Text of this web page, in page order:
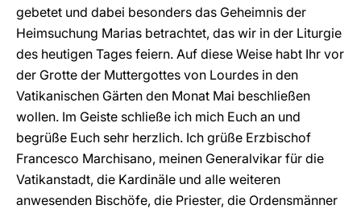
gebetet und dabei besonders das Geheimnis der
Heimsuchung Marias betrachtet, das wir in der Liturgie
des heutigen Tages feiern. Auf diese Weise habt Ihr vor
der Grotte der Muttergottes von Lourdes in den
Vatikanischen Gärten den Monat Mai beschließen
wollen. Im Geiste schließe ich mich Euch an und
begrüße Euch sehr herzlich. Ich grüße Erzbischof
Francesco Marchisano, meinen Generalvikar für die
Vatikanstadt, die Kardinäle und alle weiteren
anwesenden Bischöfe, die Priester, die Ordensmänner